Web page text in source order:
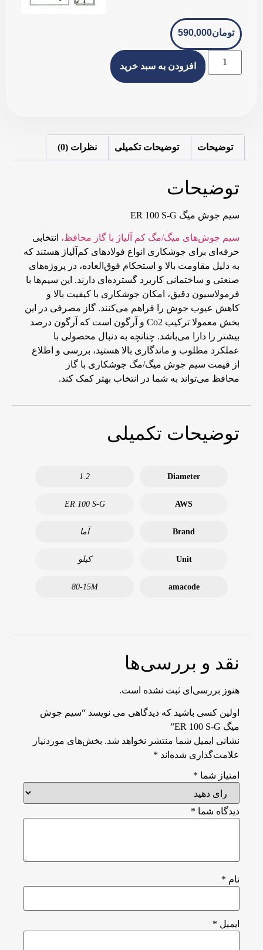
تومان590,000
افزودن به سبد خرید
توضیحات توضیحات تکمیلی نظرات (0)
توضیحات
سیم جوش میگ ER 100 S-G
سیم جوش‌های میگ/مگ کم آلیاژ با گاز محافظ، انتخابی
حرفه‌ای برای جوشکاری انواع فولادهای کم‌آلیاژ هستند که
به دلیل مقاومت بالا و استحکام فوق‌العاده، در پروژه‌های
صنعتی و ساختمانی کاربرد گسترده‌ای دارند. این سیم‌ها با
فرمولاسیون دقیق، امکان جوشکاری با کیفیت بالا و
کاهش عیوب جوش را فراهم می‌کنند. گاز مصرفی در این
بخش معمولا ترکیب Co2 و آرگون است که آرگون درصد
بیشتر را دارا می‌باشد. چنانچه به دنبال محصولی با
عملکرد مطلوب و ماندگاری بالا هستید، بررسی و اطلاع
از قیمت سیم جوش میگ/مگ جوشکاری با گاز
محافظ می‌تواند به شما در انتخاب بهتر کمک کند.
توضیحات تکمیلی
Diameter
1.2
AWS
ER 100 S-G
Brand آما
Unit کیلو
amacode
80-15M
نقد و بررسی‌ها
هنوز بررسی‌ای ثبت نشده است.
اولین کسی باشید که دیدگاهی می نویسد “سیم جوش
میگ ER 100 S-G”
نشانی ایمیل شما منتشر نخواهد شد. بخش‌های موردنیاز
علامت‌گذاری شده‌اند *
امتیاز شما *
دیدگاه شما *
نام *
ایمیل *